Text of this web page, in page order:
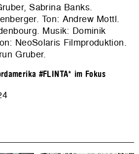
Sabrina Banks.
Ton: Andrew Mottl.
Musik: Dominik
NeoSolaris Filmproduktion.
Gruber.
#FLINTA* im Fokus